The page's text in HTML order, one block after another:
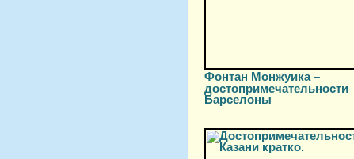
Фонтан Монжуика –
достопримечательности
Барселоны